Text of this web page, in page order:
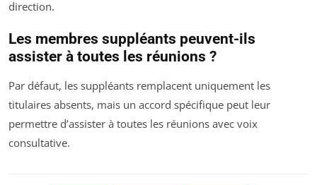
direction.
Les membres suppléants peuvent-ils
assister à toutes les réunions ?
Par défaut, les suppléants remplacent uniquement les
titulaires absents, mais un accord spécifique peut leur
permettre d’assister à toutes les réunions avec voix
consultative.